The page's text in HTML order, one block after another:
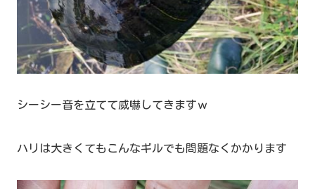
シーシー音を立てて威嚇してきますｗ
ハリは大きくてもこんなギルでも問題なくかかります